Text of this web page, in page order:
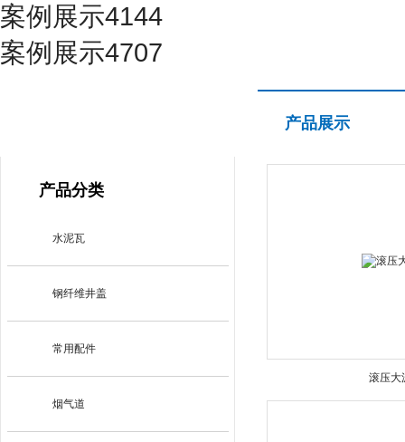
案例展示4144
案例展示4707
产品分类
水泥瓦
钢纤维井盖
常用配件
烟气道
产品展示
滚压大